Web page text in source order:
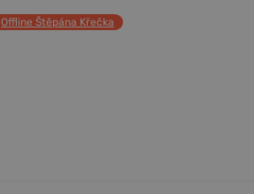
Offline Štěpána Křečka